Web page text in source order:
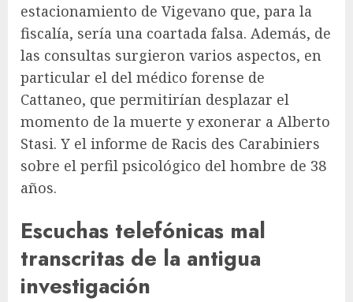
estacionamiento de Vigevano que, para la
fiscalía, sería una coartada falsa. Además, de
las consultas surgieron varios aspectos, en
particular el del médico forense de
Cattaneo, que permitirían desplazar el
momento de la muerte y exonerar a Alberto
Stasi. Y el informe de Racis des Carabiniers
sobre el perfil psicológico del hombre de 38
años.
Escuchas telefónicas mal
transcritas de la antigua
investigación